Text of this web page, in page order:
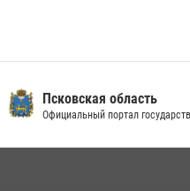
24 июля 2026, 13:59 1
рабочее совещание
Псковская область
Официальный портал